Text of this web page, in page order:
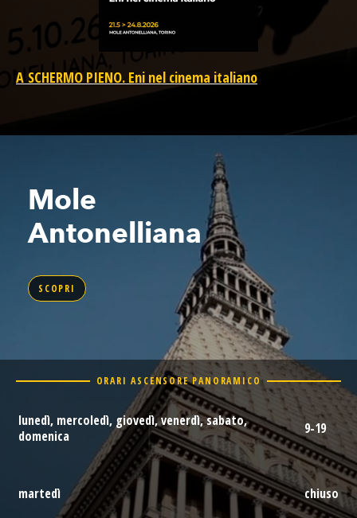
A SCHERMO PIENO. Eni nel cinema italiano
Mole
Antonelliana
SCOPRI
ORARI ASCENSORE PANORAMICO
lunedì, mercoledì, giovedì, venerdì, sabato,
domenica
9-19
martedì chiuso